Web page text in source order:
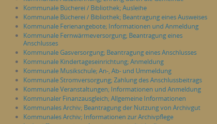
Kommunale Bücherei / Bibliothek; Ausleihe
Kommunale Bücherei / Bibliothek; Beantragung eines Ausweises
Kommunale Ferienangebote; Informationen und Anmeldung
Kommunale Fernwärmeversorgung; Beantragung eines
Anschlusses
Kommunale Gasversorgung; Beantragung eines Anschlusses
Kommunale Kindertageseinrichtung; Anmeldung
Kommunale Musikschule; An-, Ab- und Ummeldung
Kommunale Stromversorgung; Zahlung des Anschlussbeitrags
Kommunale Veranstaltungen; Informationen und Anmeldung
Kommunaler Finanzausgleich; Allgemeine Informationen
Kommunales Archiv; Beantragung der Nutzung von Archivgut
Kommunales Archiv; Informationen zur Archivpflege